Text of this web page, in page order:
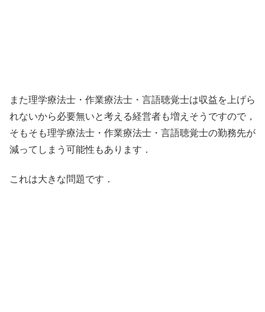
また理学療法士・作業療法士・言語聴覚士は収益を上げら
れないから必要無いと考える経営者も増えそうですので，
そもそも理学療法士・作業療法士・言語聴覚士の勤務先が
減ってしまう可能性もあります．
これは大きな問題です．